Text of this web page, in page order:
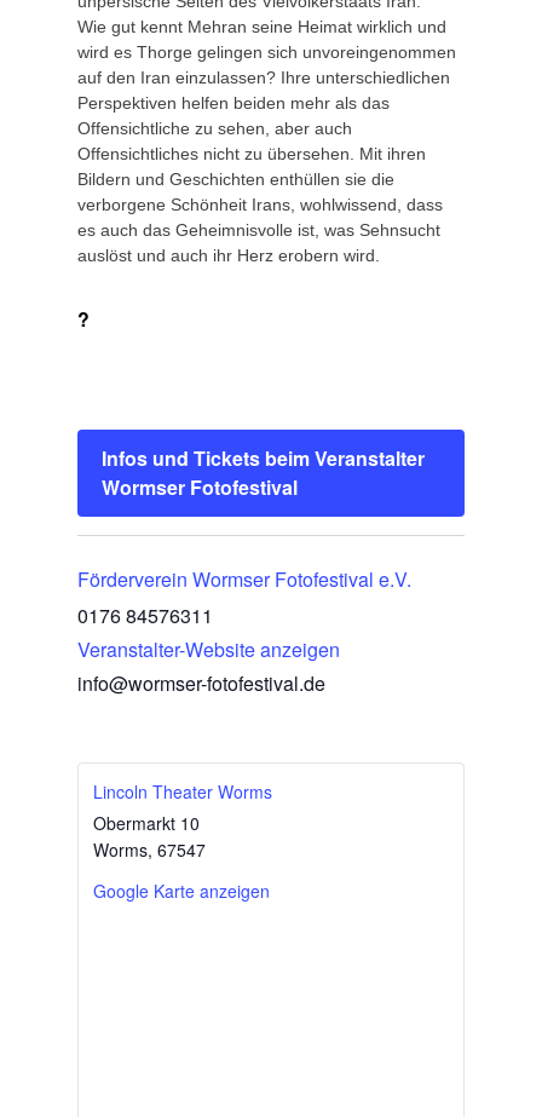
Wie gut kennt Mehran seine Heimat wirklich und
wird es Thorge gelingen sich unvoreingenommen
auf den Iran einzulassen? Ihre unterschiedlichen
Perspektiven helfen beiden mehr als das
Offensichtliche zu sehen, aber auch
Offensichtliches nicht zu übersehen. Mit ihren
Bildern und Geschichten enthüllen sie die
verborgene Schönheit Irans, wohlwissend, dass
es auch das Geheimnisvolle ist, was Sehnsucht
auslöst und auch ihr Herz erobern wird.
?
Infos und Tickets beim Veranstalter
Wormser Fotofestival
Förderverein Wormser Fotofestival e.V.
0176 84576311
Veranstalter-Website anzeigen
info@wormser-fotofestival.de
Lincoln Theater Worms
Obermarkt 10
Worms, 67547
Google Karte anzeigen